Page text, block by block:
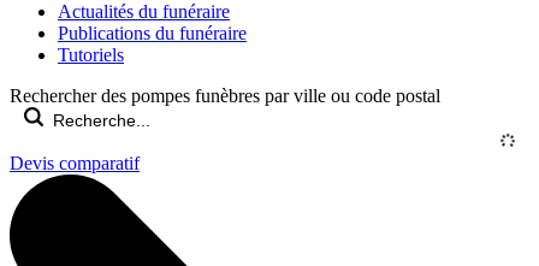
Actualités du funéraire
Publications du funéraire
Tutoriels
Rechercher des pompes funèbres par ville ou code postal
Devis comparatif